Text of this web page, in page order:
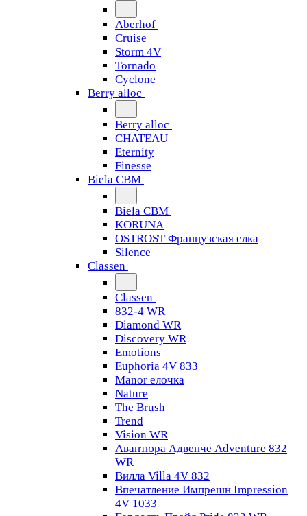
Aberhof
Cruise
Storm 4V
Tornado
Сyclone
Berry alloc
Berry alloc
CHATEAU
Eternity
Finesse
Biela CBM
Biela CBM
KORUNA
OSTROST Французская елка
Silence
Classen
Classen
832-4 WR
Diamond WR
Discovery WR
Emotions
Euphoria 4V 833
Manor елочка
Nature
The Brush
Trend
Vision WR
Авантюра Адвенче Adventure 832
WR
Вилла Villa 4V 832
Впечатление Импрешн Impression
4V 1033